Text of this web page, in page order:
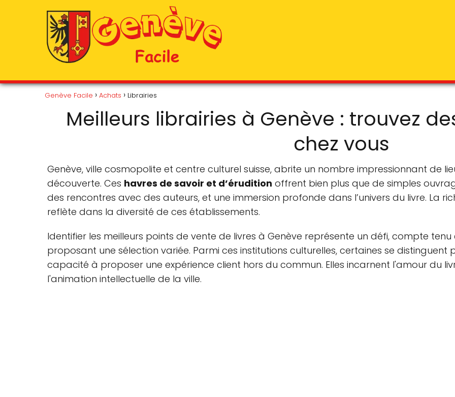
Genève Facile Achats Librairies
Meilleurs librairies à Genève : trouvez
chez vous
Genève, ville cosmopolite et centre culturel suisse, abrite un nombre impressionnant de
découverte. Ces havres de savoir et d’érudition offrent bien plus que de simples
des rencontres avec des auteurs, et une immersion profonde dans l’univers du livre. La
reflète dans la diversité de ces établissements.
Identifier les meilleurs points de vente de livres à Genève représente un défi, compte
proposant une sélection variée. Parmi ces institutions culturelles, certaines se distinguent
capacité à proposer une expérience client hors du commun. Elles incarnent l'amour du
l'animation intellectuelle de la ville.